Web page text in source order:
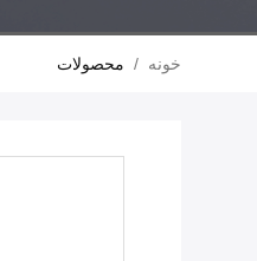
خونه / محصولات